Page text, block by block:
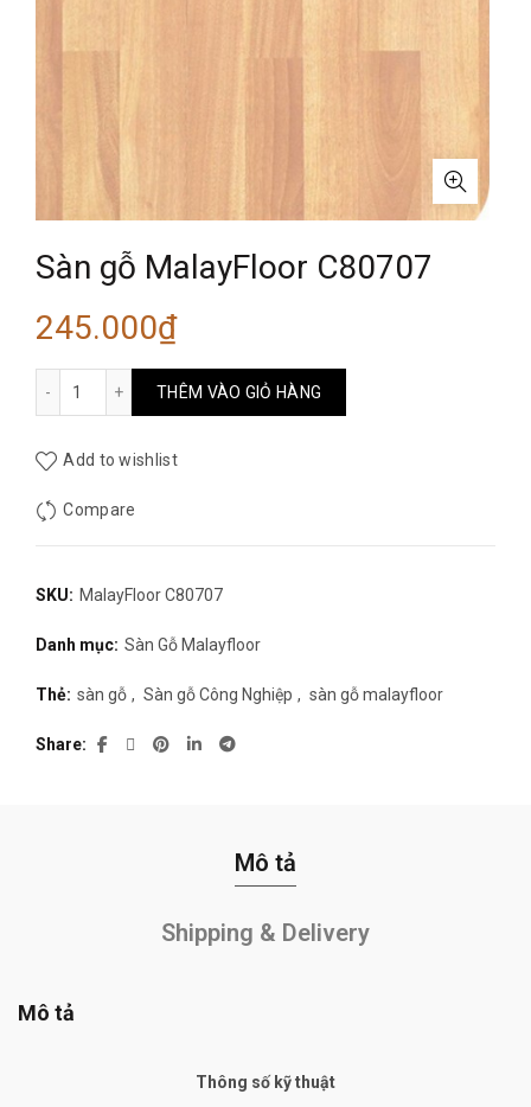
Sàn gỗ MalayFloor C80707
245.000₫
Sàn gỗ MalayFloor C80707 số lượng
THÊM VÀO GIỎ HÀNG
Add to wishlist
Compare
SKU: MalayFloor C80707
Danh mục: Sàn Gỗ Malayfloor
Thẻ: sàn gỗ , Sàn gỗ Công Nghiệp , sàn gỗ malayfloor
Share
Mô tả
Shipping & Delivery
Mô tả
Thông số kỹ thuật